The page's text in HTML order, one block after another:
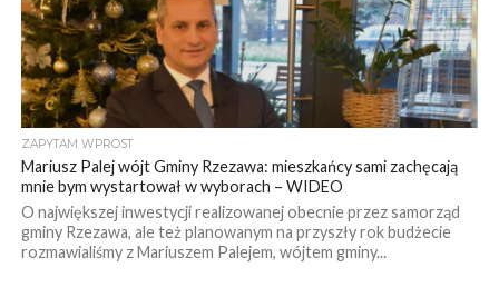
ZAPYTAM WPROST
Mariusz Palej wójt Gminy Rzezawa: mieszkańcy sami zachęcają
mnie bym wystartował w wyborach – WIDEO
O największej inwestycji realizowanej obecnie przez samorząd
gminy Rzezawa, ale też planowanym na przyszły rok budżecie
rozmawialiśmy z Mariuszem Palejem, wójtem gminy...